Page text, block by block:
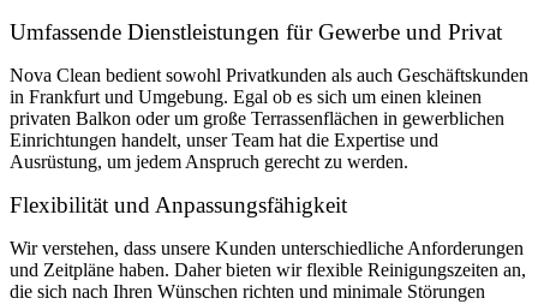
Umfassende Dienstleistungen für Gewerbe und Privat
Nova Clean bedient sowohl Privatkunden als auch Geschäftskunden
in Frankfurt und Umgebung. Egal ob es sich um einen kleinen
privaten Balkon oder um große Terrassenflächen in gewerblichen
Einrichtungen handelt, unser Team hat die Expertise und
Ausrüstung, um jedem Anspruch gerecht zu werden.
Flexibilität und Anpassungsfähigkeit
Wir verstehen, dass unsere Kunden unterschiedliche Anforderungen
und Zeitpläne haben. Daher bieten wir flexible Reinigungszeiten an,
die sich nach Ihren Wünschen richten und minimale Störungen